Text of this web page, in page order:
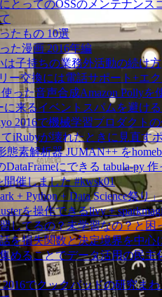
とってのOSSのメンテナンス
たもの 10選
た漫画 2016年編
は子持ちの業務外活動の続け方
ー交換には電話サポート+エ
った音声合成Amazon Polly
に来るイベントスパムを避け
2016で機械学習プロダクト
てiRubyが壊れたときに見直す
態素解析器 JUMAN++ を
DataFrameにできる tabula-py
開催しました #kwsk01
+ Python + Data Science祭
を操作できるlivy +
してるの？未学習なの？と困
を損失関数と決定境界を中心
めることでデータ活用の民主
2016でクックパッドの研究ま